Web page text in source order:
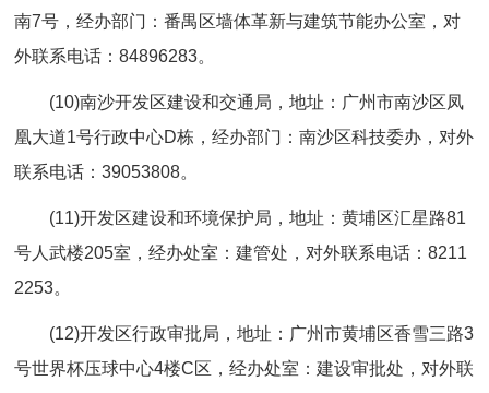
南7号，经办部门：番禺区墙体革新与建筑节能办公室，对
外联系电话：84896283。
(10)南沙开发区建设和交通局，地址：广州市南沙区凤
凰大道1号行政中心D栋，经办部门：南沙区科技委办，对外
联系电话：39053808。
(11)开发区建设和环境保护局，地址：黄埔区汇星路81
号人武楼205室，经办处室：建管处，对外联系电话：8211
2253。
(12)开发区行政审批局，地址：广州市黄埔区香雪三路3
号世界杯压球中心4楼C区，经办处室：建设审批处，对外联